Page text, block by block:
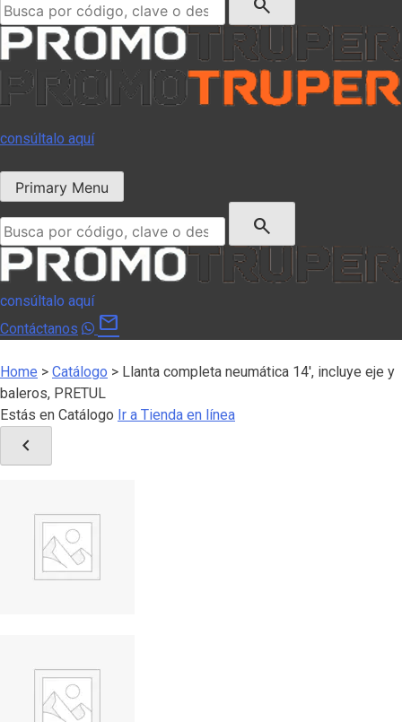
consúltalo aquí
Primary Menu
search
consúltalo aquí
Contáctanos
mail
Home > Catálogo > Llanta completa neumática 14′, incluye eje y
baleros, PRETUL
Estás en Catálogo Ir a Tienda en línea
chevron_left